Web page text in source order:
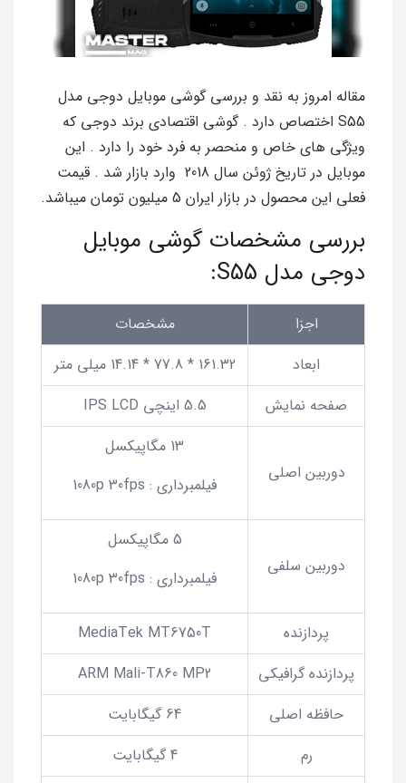
مقاله امروز به نقد و بررسی گوشی موبایل دوجی مدل
S55 اختصاص دارد . گوشی اقتصادی برند دوجی که
ویژگی های خاص و منحصر به فرد خود را دارد . این
موبایل در تاریخ ژوئن سال 2018 وارد بازار شد . قیمت
فعلی این محصول در بازار ایران 5 میلیون تومان میباشد.
بررسی مشخصات گوشی موبایل
دوجی مدل S55:
اجزا
مشخصات
ابعاد
161.32 * 77.8 * 14.14 میلی متر
صفحه نمایش
5.5 اینچی IPS LCD
دوربین اصلی
13 مگاپیکسل
فیلمبرداری : 1080p 30fps
دوربین سلفی
5 مگاپیکسل
فیلمبرداری : 1080p 30fps
پردازنده
MediaTek MT6750T
پردازنده گرافیکی
ARM Mali-T860 MP2
حافظه اصلی
64 گیگابایت
رم
4 گیگابایت